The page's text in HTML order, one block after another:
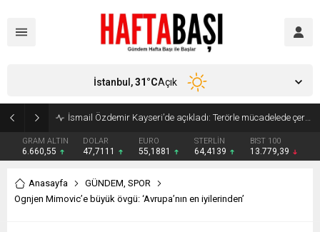
Süleyman Soylu ‘çok korktum’ deyip ilk kez açıkladı: En büyük tehdit dışarısıdır!
GRAM ALTIN
6.660,55
DOLAR
47,7111
EURO
55,1881
STERLİN
64,4139
BIST 100
13.779,39
İstanbul,31°CAçık
Anasayfa GÜNDEM, SPOR
Ognjen Mimovic’e büyük övgü: ‘Avrupa’nın en iyilerinden’